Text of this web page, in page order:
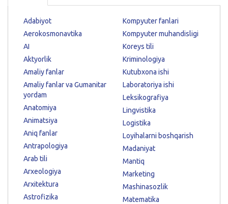
Adabiyot
Aerokosmonavtika
AI
Aktyorlik
Amaliy fanlar
Amaliy fanlar va Gumanitar
yordam
Anatomiya
Animatsiya
Aniq fanlar
Antrapologiya
Arab tili
Arxeologiya
Arxitektura
Astrofizika
Kompyuter fanlari
Kompyuter muhandisligi
Koreys tili
Kriminologiya
Kutubxona ishi
Laboratoriya ishi
Leksikografiya
Lingvistika
Logistika
Loyihalarni boshqarish
Madaniyat
Mantiq
Marketing
Mashinasozlik
Matematika